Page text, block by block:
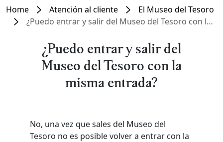
Home Atención al cliente
El Museo del Tesoro
¿Puedo entrar y salir del Museo del Tesoro con la misma entrada?
¿Puedo entrar y salir del
Museo del Tesoro con la
misma entrada?
No, una vez que sales del Museo del
Tesoro no es posible volver a entrar con la